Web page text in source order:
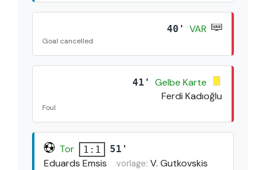
40' VAR
Goal cancelled
41'
Gelbe Karte
Ferdi Kadıoğlu
Foul
Tor 1:1 51'
Eduards Emsis vorlage: V. Gutkovskis